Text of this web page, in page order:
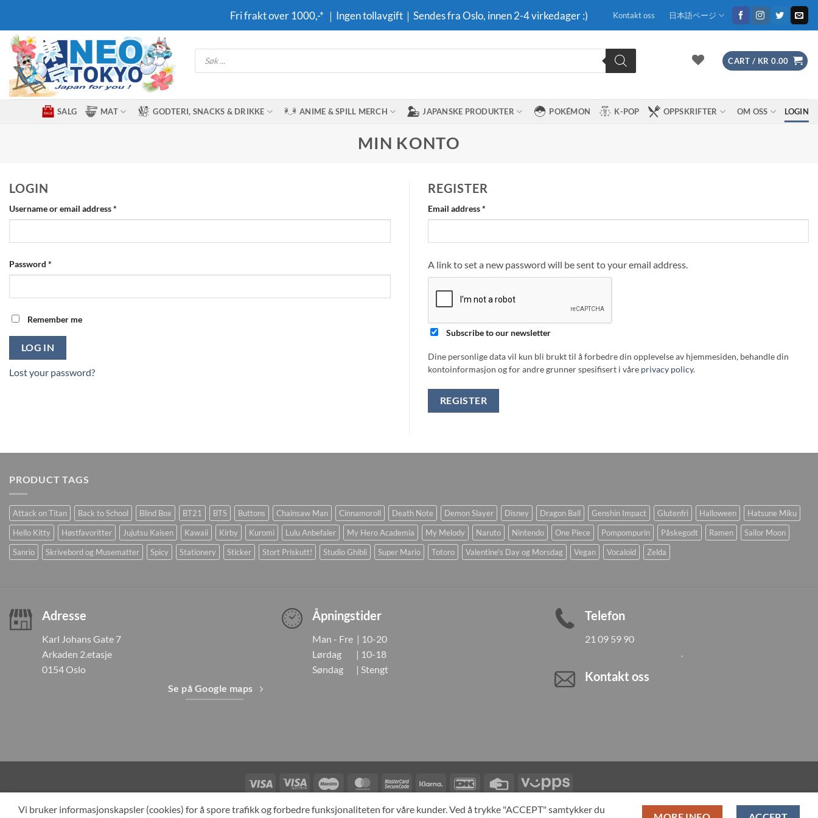
content
Fri frakt over 1000,-* ｜Ingen tollavgift｜Sendes fra Oslo, innen 2-4 virkedager :) Kontakt oss 日本語ページ
Products
search
CART / KR 0.00
SALG MAT GODTERI, SNACKS & DRIKKE ANIME & SPILL MERCH JAPANSKE PRODUKTER POKÉMON K-POP OPPSKRIFTER OM OSS LOGIN
MIN KONTO
LOGIN
Username or email address*
Password *
Remember me
LOG IN
Lost your password?
REGISTER
Email address*
A link to set a new password will be sent to your email address.
Subscribe to our newsletter
Dine personlige data vil kun bli brukt til å forbedre din opplevelse av hjemmesiden, behandle din
kontoinformasjon og for andre grunner spesifisert i våre privacy policy.
REGISTER
PRODUCT TAGS
Attack on Titan Back to School Blind Box BT21 BTS Buttons Chainsaw Man Cinnamoroll Death Note Demon Slayer Disney Dragon Ball Genshin Impact Glutenfri Halloween
Hatsune Miku
Hello Kitty
Høstfavoritter Jujutsu Kaisen Kawaii Kirby Kuromi Lulu Anbefaler My Hero Academia My Melody Naruto Nintendo One Piece Pompompurin Påskegodt Ramen
Sailor Moon
Sanrio
Skrivebord og Musematter Spicy Stationery Sticker Stort Priskutt! Studio Ghibli Super Mario Totoro Valentine's Day og Morsdag Vegan Vocaloid Zelda
Adresse
Karl Johans Gate 7
Arkaden 2.etasje
0154 Oslo
Se på Google maps
Åpningstider
Man - Fre | 10-20
Lørdag | 10-18
Søndag | Stengt
Telefon
21 09 59 90
Kontakt oss
Visa
Visa
Electron
Maestro MasterCardMasterCard
2
Klarna DanKort
Credit
Card
Vipps
TILBAKEKALLINGER KONTAKT OSS OM OSS SPESIALBESTILLING MIN KONTO ALL PRODUCTS
Vi bruker informasjonskapsler (cookies) for å spore trafikk og forbedre funksjonaliteten for våre kunder. Ved å trykke "ACCEPT" samtykker du